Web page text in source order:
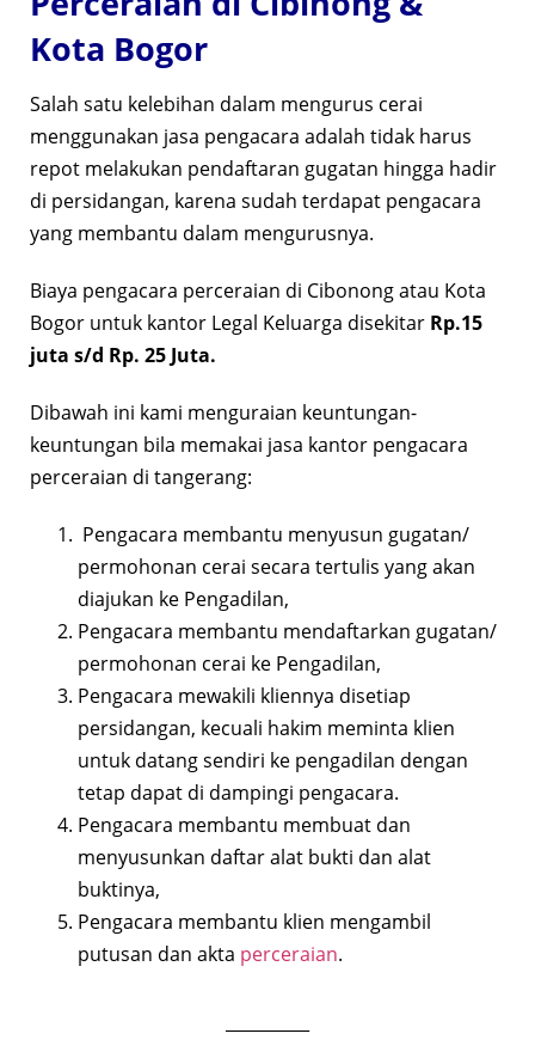
Kota Bogor
Salah satu kelebihan dalam mengurus cerai
menggunakan jasa pengacara adalah tidak harus
repot melakukan pendaftaran gugatan hingga hadir
di persidangan, karena sudah terdapat pengacara
yang membantu dalam mengurusnya.
Biaya pengacara perceraian di Cibonong atau Kota
Bogor untuk kantor Legal Keluarga disekitar Rp.15
juta s/d Rp. 25 Juta.
Dibawah ini kami menguraian keuntungan-
keuntungan bila memakai jasa kantor pengacara
perceraian di tangerang:
Pengacara membantu menyusun gugatan/
permohonan cerai secara tertulis yang akan
diajukan ke Pengadilan,
Pengacara membantu mendaftarkan gugatan/
permohonan cerai ke Pengadilan,
Pengacara mewakili kliennya disetiap
persidangan, kecuali hakim meminta klien
untuk datang sendiri ke pengadilan dengan
tetap dapat di dampingi pengacara.
Pengacara membantu membuat dan
menyusunkan daftar alat bukti dan alat
buktinya,
Pengacara membantu klien mengambil
putusan dan akta perceraian.